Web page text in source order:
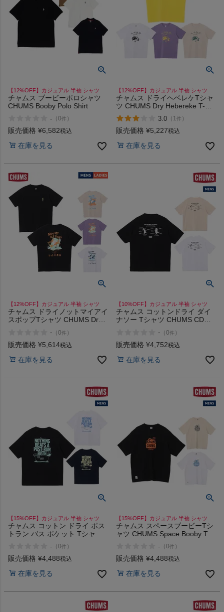
インフィット INFIT
サックス SAXX
スポーツマリオTOP
ベースボールマリオ（野球商品）
お気に入り
ご利用ガイド
クーポン一覧
商品レビュー
プロテイン・サプリメントまとめ買い
スタッフコーディネート
スタッフブログ
【12%OFF】カジュアル 半袖 シャツ
チャムス ブービーポロシャツ
CHUMS Booby Polo Shirt
- （0件 ）
販売価格 ¥6,582税込
在庫を見る
【12%OFF】カジュアル 半袖 シャツ
チャムス ドライヘベレケTシャ
ツ CHUMS Dry Hebereke T-
shirt
3.0 （ 1件 ）
販売価格 ¥5,227税込
在庫を見る
【12%OFF】カジュアル 半袖 シャツ
チャムス ドライノットマイアイ
スポップTシャツ CHUMS Dry
- （0件 ）
販売価格 ¥5,614税込
在庫を見る
【10%OFF】カジュアル 半袖 シャツ
チャムス コットンドライ ダイ
ナソー Tシャツ CHUMS CD
- （0件 ）
販売価格 ¥4,752税込
在庫を見る
【15%OFF】カジュアル 半袖 シャツ
チャムス コットン ドライ ポス
トラン バス ポケット Tシャツ
Pocket T-Shirt- （0件 ）
販売価格 ¥4,488税込
在庫を見る
【15%OFF】カジュアル 半袖 シャツ
チャムス スペースブービーTシ
ャツ CHUMS Space Booby T-
- （0件 ）
販売価格 ¥4,488税込
在庫を見る